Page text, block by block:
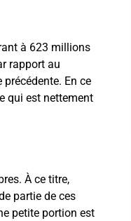
à 623 millions
rapport au
En ce
qui est nettement
À ce titre,
partie de ces
petite portion est